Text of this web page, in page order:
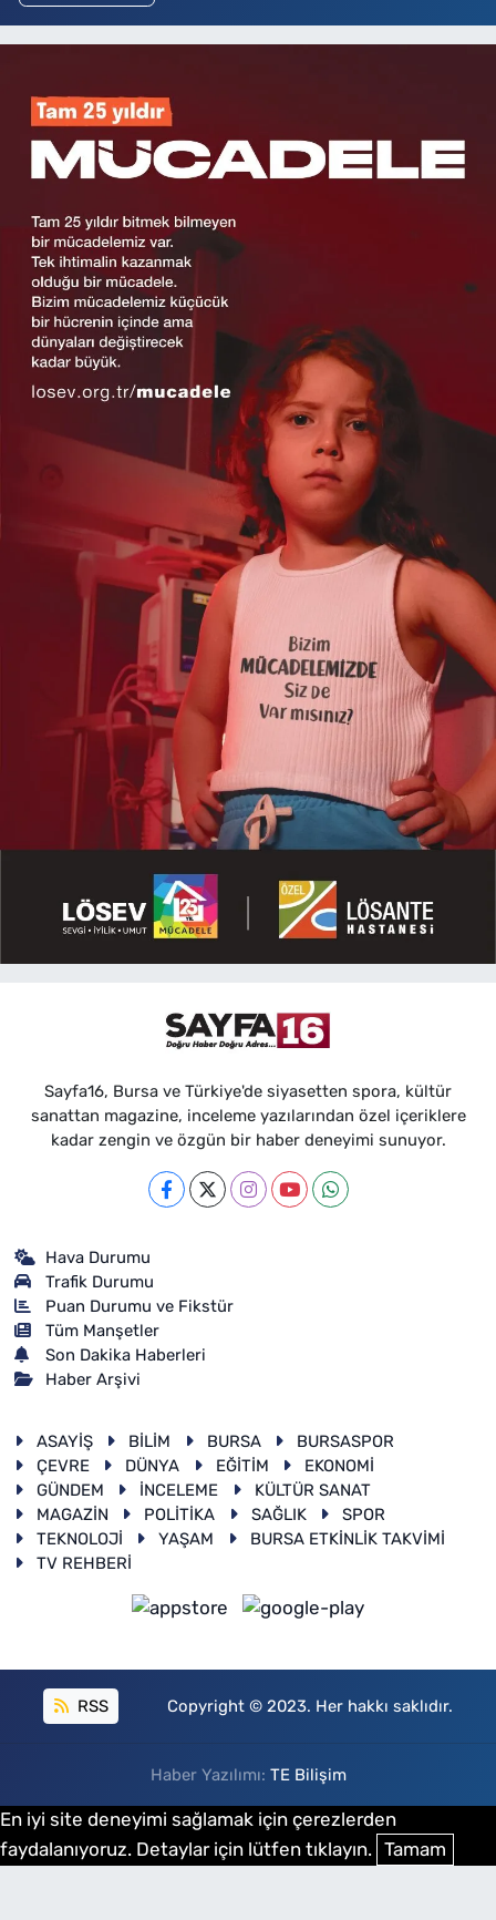
Sayfa16, Bursa ve Türkiye'de siyasetten spora, kültür
sanattan magazine, inceleme yazılarından özel içeriklere
kadar zengin ve özgün bir haber deneyimi sunuyor.
Hava Durumu
Trafik Durumu
Puan Durumu ve Fikstür
Tüm Manşetler
Son Dakika Haberleri
Haber Arşivi
ASAYİŞ BİLİM BURSA
BURSASPOR
ÇEVRE
DÜNYA EĞİTİM
EKONOMİ
GÜNDEM
İNCELEME
KÜLTÜR SANAT
MAGAZİN
POLİTİKA SAĞLIK
SPOR
TEKNOLOJİ
YAŞAM
BURSA ETKİNLİK TAKVİMİ
TV REHBERİ
RSS Copyright © 2023. Her hakkı saklıdır.
Haber Yazılımı: TE Bilişim
En iyi site deneyimi sağlamak için çerezlerden
faydalanıyoruz. Detaylar için lütfen tıklayın. Tamam